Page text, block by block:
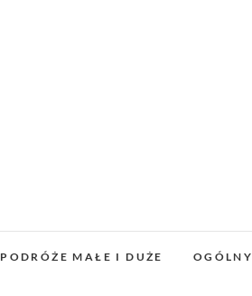
PODRÓŻE MAŁE I DUŻE OGÓLNY